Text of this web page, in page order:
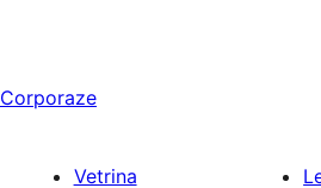
Corporaze
Vetrina